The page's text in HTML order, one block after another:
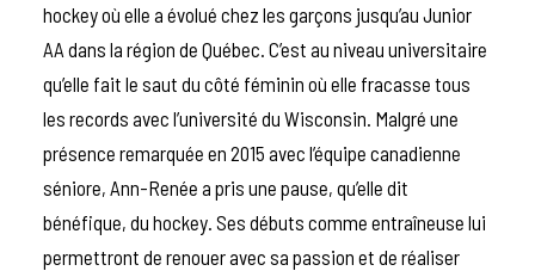
hockey où elle a évolué chez les garçons jusqu’au Junior
AA dans la région de Québec. C’est au niveau universitaire
qu’elle fait le saut du côté féminin où elle fracasse tous
les records avec l’université du Wisconsin . Malgré une
présence remarquée en 2015 avec l’équipe canadienne
séniore, Ann-Renée a pris une pause, qu’elle dit
bénéfique, du hockey. Ses débuts comme entraîneuse lui
permettront de renouer avec sa passion et de réaliser